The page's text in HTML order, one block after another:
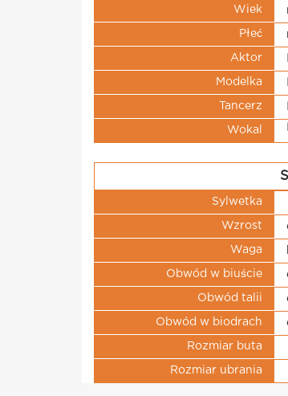
Wiek
Płeć
Aktor
Modelka
Tancerz
Wokal
Sylwetka
Wzrost
Waga
Obwód w biuście
Obwód talii
Obwód w biodrach
Rozmiar buta
Rozmiar ubrania